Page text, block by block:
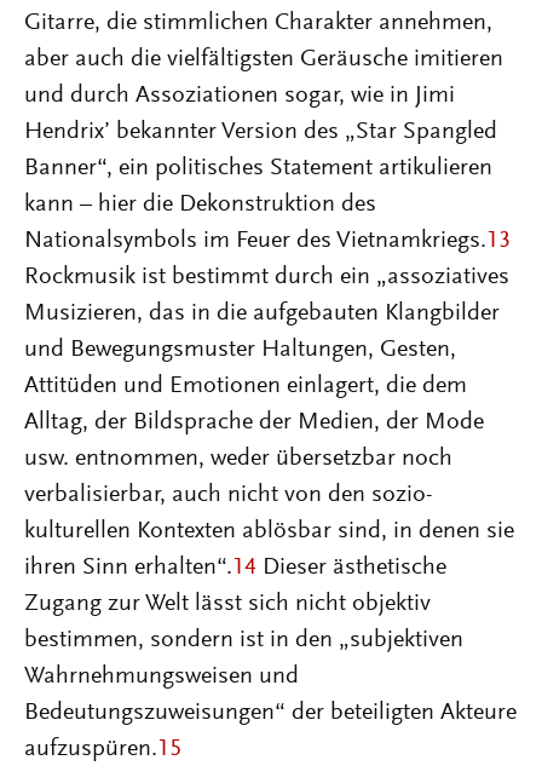
Gitarre, die stimmlichen Charakter annehmen,
aber auch die vielfältigsten Geräusche imitieren
und durch Assoziationen sogar, wie in Jimi
Hendrix’ bekannter Version des „Star Spangled
Banner“, ein politisches Statement artikulieren
kann – hier die Dekonstruktion des
Nationalsymbols im Feuer des Vietnamkriegs. 13
Rockmusik ist bestimmt durch ein „assoziatives
Musizieren, das in die aufgebauten Klangbilder
und Bewegungsmuster Haltungen, Gesten,
Attitüden und Emotionen einlagert, die dem
Alltag, der Bildsprache der Medien, der Mode
usw. entnommen, weder übersetzbar noch
verbalisierbar, auch nicht von den sozio-
kulturellen Kontexten ablösbar sind, in denen sie
ihren Sinn erhalten“. 14 Dieser ästhetische
Zugang zur Welt lässt sich nicht objektiv
bestimmen, sondern ist in den „subjektiven
Wahrnehmungsweisen und
Bedeutungszuweisungen“ der beteiligten Akteure
aufzuspüren. 15